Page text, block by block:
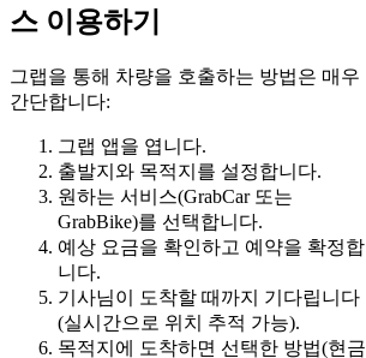
스 이용하기
그랩을 통해 차량을 호출하는 방법은 매우
간단합니다:
그랩 앱을 엽니다.
출발지와 목적지를 설정합니다.
원하는 서비스(GrabCar 또는
GrabBike)를 선택합니다.
예상 요금을 확인하고 예약을 확정합
니다.
기사님이 도착할 때까지 기다립니다
(실시간으로 위치 추적 가능).
목적지에 도착하면 선택한 방법(현금